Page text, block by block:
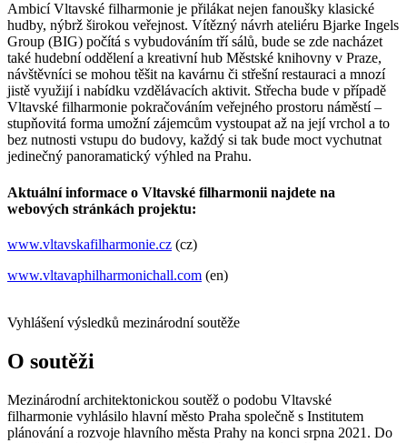
Ambicí Vltavské filharmonie je přilákat nejen fanoušky klasické
hudby, nýbrž širokou veřejnost. Vítězný návrh ateliéru Bjarke Ingels
Group (BIG) počítá s vybudováním tří sálů, bude se zde nacházet
také hudební oddělení a kreativní hub Městské knihovny v Praze,
návštěvníci se mohou těšit na kavárnu či střešní restauraci a mnozí
jistě využijí i nabídku vzdělávacích aktivit. Střecha bude v případě
Vltavské filharmonie pokračováním veřejného prostoru náměstí –
stupňovitá forma umožní zájemcům vystoupat až na její vrchol a to
bez nutnosti vstupu do budovy, každý si tak bude moct vychutnat
jedinečný panoramatický výhled na Prahu.
Aktuální informace o Vltavské filharmonii najdete na
webových stránkách projektu:
www.vltavskafilharmonie.cz (cz)
www.vltavaphilharmonichall.com (en)
Vyhlášení výsledků mezinárodní soutěže
O soutěži
Mezinárodní architektonickou soutěž o podobu Vltavské
filharmonie vyhlásilo hlavní město Praha společně s Institutem
plánování a rozvoje hlavního města Prahy na konci srpna 2021. Do